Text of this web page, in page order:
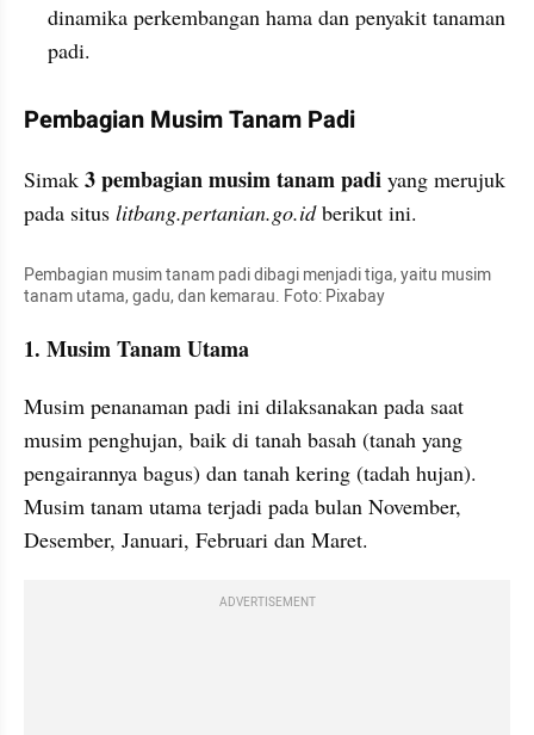
dinamika perkembangan hama dan penyakit tanaman
padi.
Pembagian Musim Tanam Padi
Simak 3 pembagian musim tanam padi yang merujuk
pada situs litbang.pertanian.go.id berikut ini.
Pembagian musim tanam padi dibagi menjadi tiga, yaitu musim
tanam utama, gadu, dan kemarau. Foto: Pixabay
1. Musim Tanam Utama
Musim penanaman padi ini dilaksanakan pada saat
musim penghujan, baik di tanah basah (tanah yang
pengairannya bagus) dan tanah kering (tadah hujan).
Musim tanam utama terjadi pada bulan November,
Desember, Januari, Februari dan Maret.
ADVERTISEMENT